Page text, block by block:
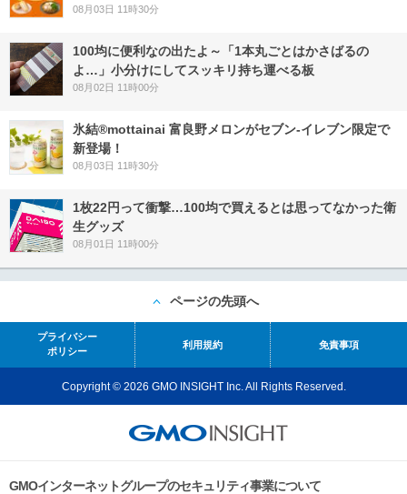
08月03日 11時30分
100均に便利なの出たよ～「1本丸ごとはかさばるの
よ…」小分けにしてスッキリ持ち運べる板
08月02日 11時00分
氷結®mottainai 富良野メロンがセブン‐イレブン限定で
新登場！
08月03日 11時30分
1枚22円って衝撃…100均で買えるとは思ってなかった衛
生グッズ
08月01日 11時00分
ページの先頭へ
プライバシー
ポリシー
利用規約 免責事項
Copyright © 2026 GMO INSIGHT Inc. All Rights Reserved.
GMOインターネットグループのセキュリティ事業について